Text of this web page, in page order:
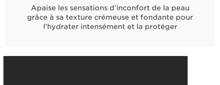
Apaise les sensations d’inconfort de la peau
grâce à sa texture crémeuse et fondante pour
l’hydrater intensément et la protéger